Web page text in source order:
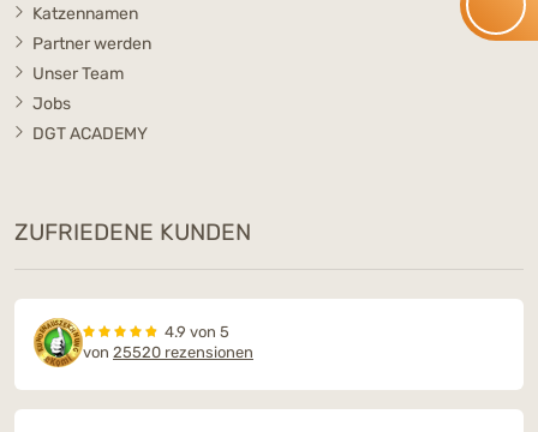
Katzennamen
Partner werden
Unser Team
Jobs
DGT ACADEMY
ZUFRIEDENE KUNDEN
4.9 von 5
von 25520 rezensionen